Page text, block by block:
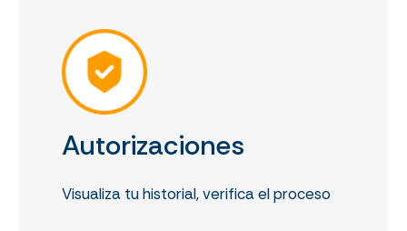
Autorizaciones
Visualiza tu historial, verifica el proceso